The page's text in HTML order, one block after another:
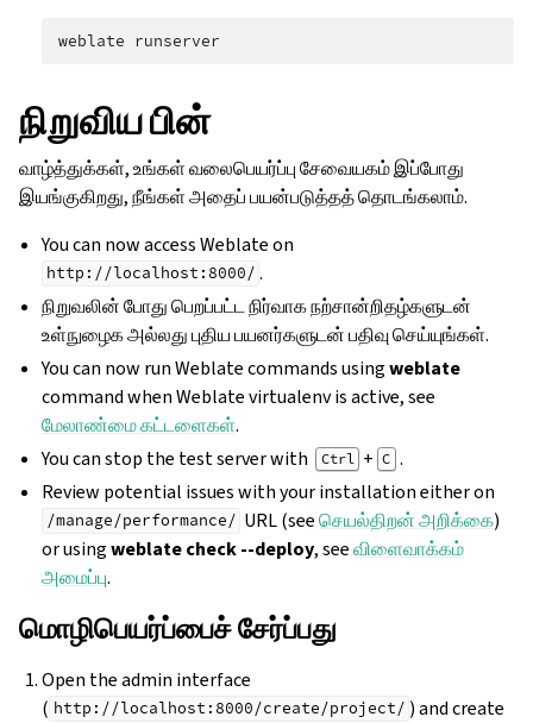
weblate
நிறுவிய பின்
வாழ்த்துக்கள், உங்கள் வலைபெயர்ப்பு சேவையகம் இப்போது
இயங்குகிறது, நீங்கள் அதைப் பயன்படுத்தத் தொடங்கலாம்.
You can now access Weblate on
http://localhost:8000/ .
நிறுவலின் போது பெறப்பட்ட நிர்வாக நற்சான்றிதழ்களுடன்
உள்நுழைக அல்லது புதிய பயனர்களுடன் பதிவு செய்யுங்கள்.
You can now run Weblate commands usingweblate
command when Weblate virtualenv is active, see
மேலாண்மை கட்டளைகள்.
You can stop the test server with
Ctrl + C .
Review potential issues with your installation either on
/manage/performance/ URL (seeசெயல்திறன் அறிக்கை)
or usingweblate check --deploy, seeவிளைவாக்கம்
அமைப்பு.
மொழிபெயர்ப்பைச் சேர்ப்பது
Open the admin interface
( http://localhost:8000/create/project/ ) and create